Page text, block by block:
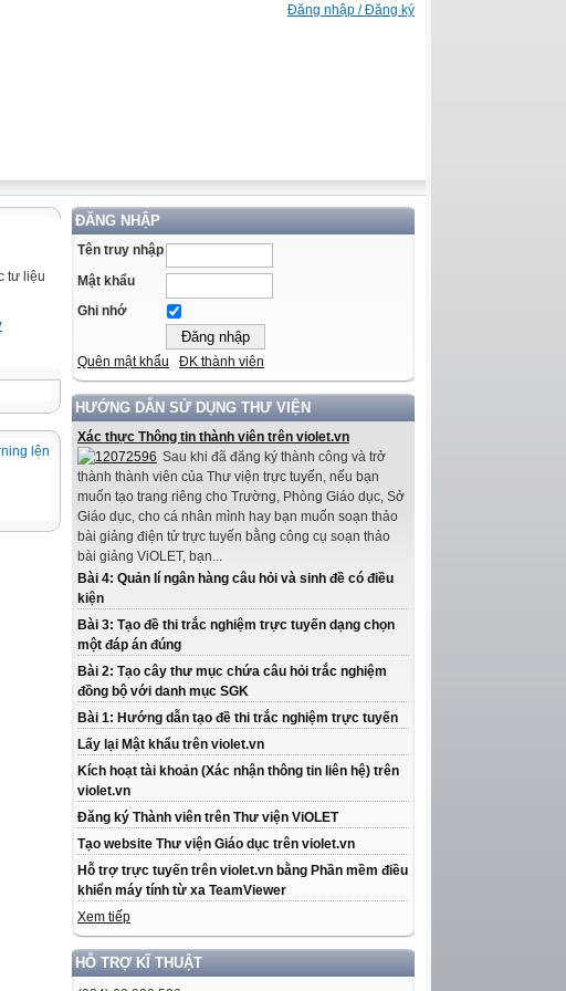
Đăng nhập / Đăng ký
ĐĂNG NHẬP
Tên truy nhập
Mật khẩu
Ghi nhớ
Quên mật khẩu ĐK thành viên
HƯỚNG DẪN SỬ DỤNG THƯ VIỆN
Xác thực Thông tin thành viên trên violet.vn
Sau khi đã đăng ký thành công và trở
thành thành viên của Thư viện trực tuyến, nếu bạn
muốn tạo trang riêng cho Trường, Phòng Giáo dục, Sở
Giáo dục, cho cá nhân mình hay bạn muốn soạn thảo
bài giảng điện tử trực tuyến bằng công cụ soạn thảo
bài giảng ViOLET, bạn...
Bài 4: Quản lí ngân hàng câu hỏi và sinh đề có điều
kiện
Bài 3: Tạo đề thi trắc nghiệm trực tuyến dạng chọn
một đáp án đúng
Bài 2: Tạo cây thư mục chứa câu hỏi trắc nghiệm
đồng bộ với danh mục SGK
Bài 1: Hướng dẫn tạo đề thi trắc nghiệm trực tuyến
Lấy lại Mật khẩu trên violet.vn
Kích hoạt tài khoản (Xác nhận thông tin liên hệ) trên
violet.vn
Đăng ký Thành viên trên Thư viện ViOLET
Tạo website Thư viện Giáo dục trên violet.vn
Hỗ trợ trực tuyến trên violet.vn bằng Phần mềm điều
khiển máy tính từ xa TeamViewer
Xem tiếp
HỖ TRỢ KĨ THUẬT
tư liệu
lên